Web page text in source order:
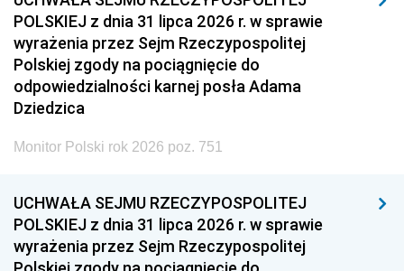
POLSKIEJ z dnia 31 lipca 2026 r. w sprawie
wyrażenia przez Sejm Rzeczypospolitej
Polskiej zgody na pociągnięcie do
odpowiedzialności karnej posła Adama
Dziedzica
Monitor Polski rok 2026 poz. 751
UCHWAŁA SEJMU RZECZYPOSPOLITEJ
POLSKIEJ z dnia 31 lipca 2026 r. w sprawie
wyrażenia przez Sejm Rzeczypospolitej